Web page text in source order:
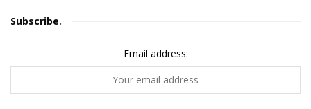
Subscribe.
Email address: